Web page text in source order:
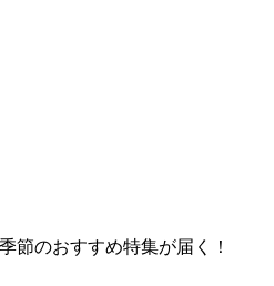
節のおすすめ特集が届く！